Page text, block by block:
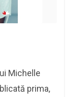
Michelle
prima,